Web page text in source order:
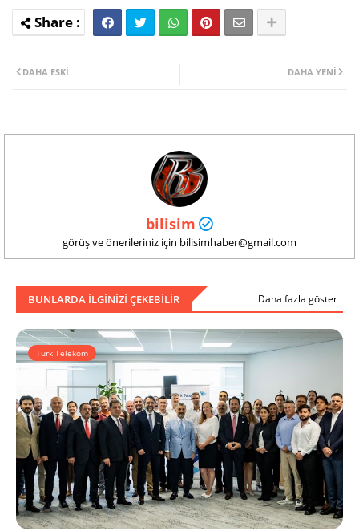
DAHA YENI
DAHA ESKI
bilisim
görüş ve önerileriniz için bilisimhaber@gmail.com
BUNLARDA ILGINIZI ÇEKEBILIR Daha fazla göster
Turk Telekom